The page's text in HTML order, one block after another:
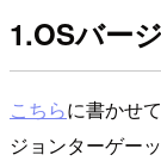
1.OSバー
こちらに書かせ
ジョンターゲー